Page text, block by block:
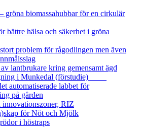
gröna biomassahubbar för en cirkulär
bättre hälsa och säkerhet i gröna
problem för rågodlingen men även
lantbrukare kring gemensamt ägd
i Munkedal (förstudie)
automatiserade labbet för
på gården
innovationszoner, RIZ
för Nöt och Mjölk
i höstraps